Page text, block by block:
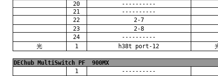
20
----------
21
----------
22
2-7
23
2-8
24
----------
光
1 h38t port-12
DEChub MultiSwitch PF
900MX
1
----------